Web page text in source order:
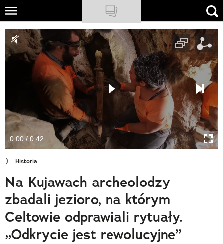
Skip
main
content
NATIONAL GEOGRAPHIC
TRAVELER
PODCASTY
Newsletter
Cuda Polski
Wielki Konkurs Fotograficzny
Trendbook Podróżniczy
Polecane
0:00 / 0:42
Historia
Na Kujawach archeolodzy
zbadali jezioro, na którym
Celtowie odprawiali rytuały.
„Odkrycie jest rewolucyjne”